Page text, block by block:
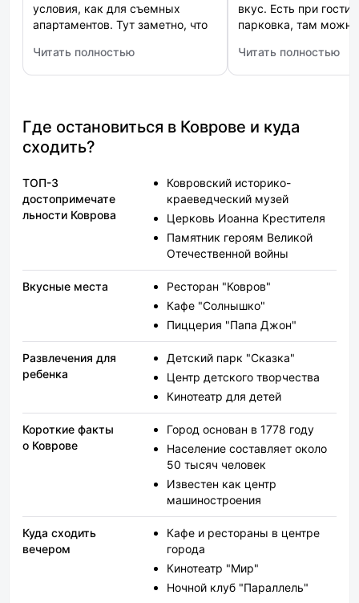
условия, как для съемных
апартаментов. Тут заметно, что
что за чистотой следят. Есть
свой кухонный уголок, что
семейства.
Читать полностью
: Vladresort: Олимпия Делюкс
вкус. Есть при
парковка, там можно
оплате номеров, я
завышены цены, так
Читать полностью
: Гостинично-
Где остановиться в Коврове и куда
сходить?
ТОП-3
достопримечате
льности Коврова
Ковровский историко-
краеведческий музей
Церковь Иоанна Крестителя
Памятник героям Великой
Отечественной войны
Вкусные места
Ресторан "Ковров"
Кафе "Солнышко"
Пиццерия "Папа Джон"
Развлечения для
ребенка
Детский парк "Сказка"
Центр детского творчества
Кинотеатр для детей
Короткие факты
о Коврове
Город основан в 1778 году
Население составляет около
50 тысяч человек
Известен как центр
машиностроения
Куда сходить
вечером
Кафе и рестораны в центре
города
Кинотеатр "Мир"
Ночной клуб "Параллель"